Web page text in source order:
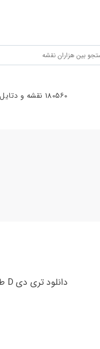
180560 نقشه و دتایل
دانلود تری دی D طراحی نمای بالای فایل dwg آی پاد کد (کد25698)